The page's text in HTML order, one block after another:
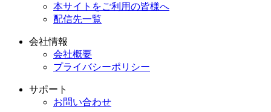
本サイトをご利用の皆様へ
配信先一覧
会社情報
会社概要
プライバシーポリシー
サポート
お問い合わせ